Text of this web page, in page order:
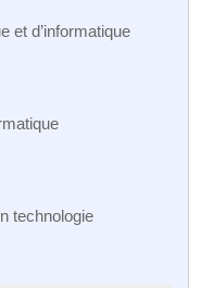
et d’informatique
technologie